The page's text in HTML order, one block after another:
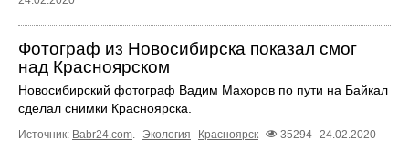
Фотограф из Новосибирска показал смог
над Красноярском
Новосибирский фотограф Вадим Махоров по пути на Байкал
сделал снимки Красноярска.
Источник: Babr24.com. Экология Красноярск 35294 24.02.2020